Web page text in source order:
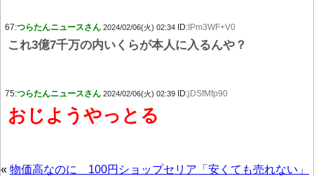
67:つらたんニュースさん 2024/02/06(火) 02:34 ID: IPm3WF+V0
これ3億7千万の内いくらが本人に入るんや？
75:つらたんニュースさん 2024/02/06(火) 02:39 ID:jDSfMfp90
おじようやっとる
« 物価高なのに 100円ショップセリア「安くても売れない」